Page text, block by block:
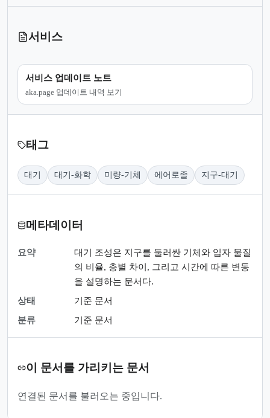
서비스
서비스 업데이트 노트
aka.page 업데이트 내역 보기
태그
대기 대기-화학 미량-기체 에어로졸 지구-대기
메타데이터
요약
대기 조성은 지구를 둘러싼 기체와 입자 물질
의 비율, 층별 차이, 그리고 시간에 따른 변동
을 설명하는 문서다.
상태
기준 문서
분류
기준 문서
이 문서를 가리키는 문서
연결된 문서를 불러오는 중입니다.